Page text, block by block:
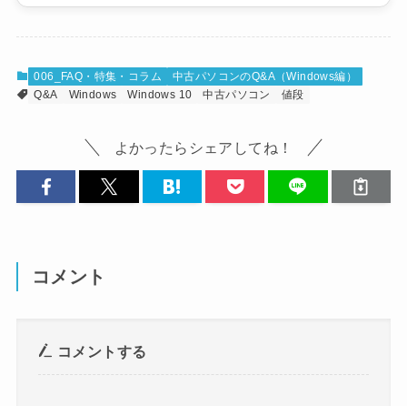
006_FAQ・特集・コラム
中古パソコンのQ&A（Windows編）
Q&A
Windows Windows 10 中古パソコン 値段
よかったらシェアしてね！
コメント
コメントする